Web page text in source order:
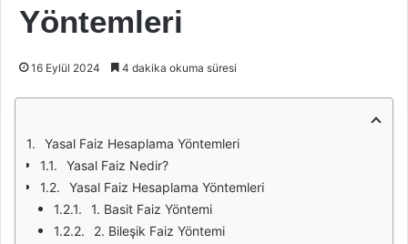
Yöntemleri
16 Eylül 2024 4 dakika okuma süresi
Yasal Faiz Hesaplama Yöntemleri
Yasal Faiz Nedir?
Yasal Faiz Hesaplama Yöntemleri
1. Basit Faiz Yöntemi
2. Bileşik Faiz Yöntemi